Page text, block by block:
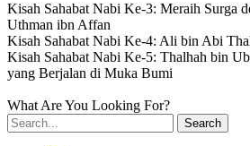
Kisah Sahabat Nabi Ke-3: Meraih Surga
Uthman ibn Affan
Kisah Sahabat Nabi Ke-4: Ali bin Abi
Kisah Sahabat Nabi Ke-5: Thalhah bin
yang Berjalan di Muka Bumi
What Are You Looking For?
Search